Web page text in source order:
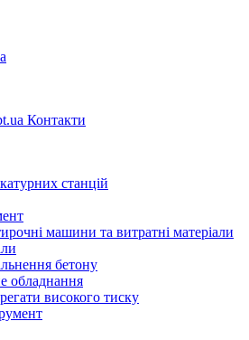
Контакти
станцій
машини та витратні матеріали
бетону
обладнання
високого тиску